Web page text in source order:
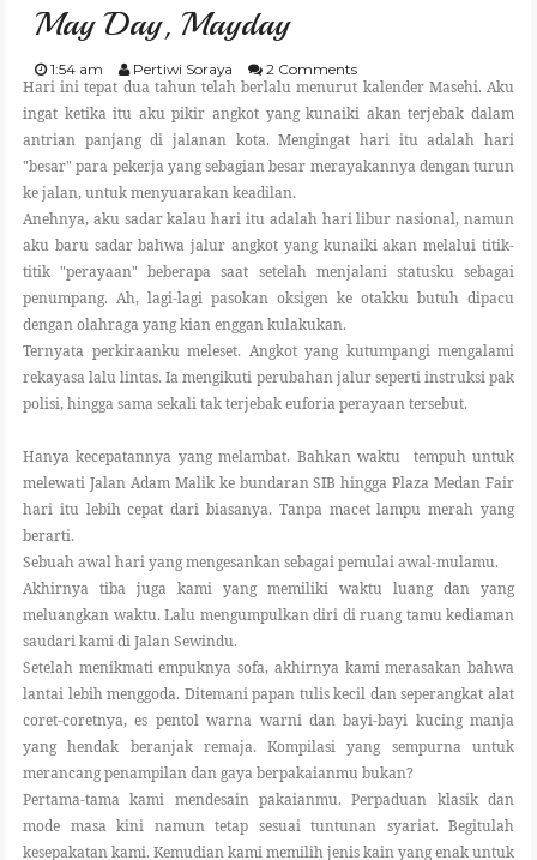
CULINARY
TRAVELING
PARENTING
LIFESTYLE
May Day, Mayday
1:54 am Pertiwi Soraya 2 Comments
Hari ini tepat dua tahun telah berlalu menurut kalender Masehi. Aku
ingat ketika itu aku pikir angkot yang kunaiki akan terjebak dalam
antrian panjang di jalanan kota. Mengingat hari itu adalah hari
"besar" para pekerja yang sebagian besar merayakannya dengan turun
ke jalan, untuk menyuarakan keadilan.
Anehnya, aku sadar kalau hari itu adalah hari libur nasional, namun
aku baru sadar bahwa jalur angkot yang kunaiki akan melalui titik-
titik "perayaan" beberapa saat setelah menjalani statusku sebagai
penumpang. Ah, lagi-lagi pasokan oksigen ke otakku butuh dipacu
dengan olahraga yang kian enggan kulakukan.
Ternyata perkiraanku meleset. Angkot yang kutumpangi mengalami
rekayasa lalu lintas. Ia mengikuti perubahan jalur seperti instruksi pak
polisi, hingga sama sekali tak terjebak euforia perayaan tersebut.
Hanya kecepatannya yang melambat. Bahkan waktu tempuh untuk
melewati Jalan Adam Malik ke bundaran SIB hingga Plaza Medan Fair
hari itu lebih cepat dari biasanya. Tanpa macet lampu merah yang
berarti.
Sebuah awal hari yang mengesankan sebagai pemulai awal-mulamu.
Akhirnya tiba juga kami yang memiliki waktu luang dan yang
meluangkan waktu. Lalu mengumpulkan diri di ruang tamu kediaman
saudari kami di Jalan Sewindu.
Setelah menikmati empuknya sofa, akhirnya kami merasakan bahwa
lantai lebih menggoda. Ditemani papan tulis kecil dan seperangkat alat
coret-coretnya, es pentol warna warni dan bayi-bayi kucing manja
yang hendak beranjak remaja. Kompilasi yang sempurna untuk
merancang penampilan dan gaya berpakaianmu bukan?
Pertama-tama kami mendesain pakaianmu. Perpaduan klasik dan
mode masa kini namun tetap sesuai tuntunan syariat. Begitulah
kesepakatan kami. Kemudian kami memilih jenis kain yang enak untuk